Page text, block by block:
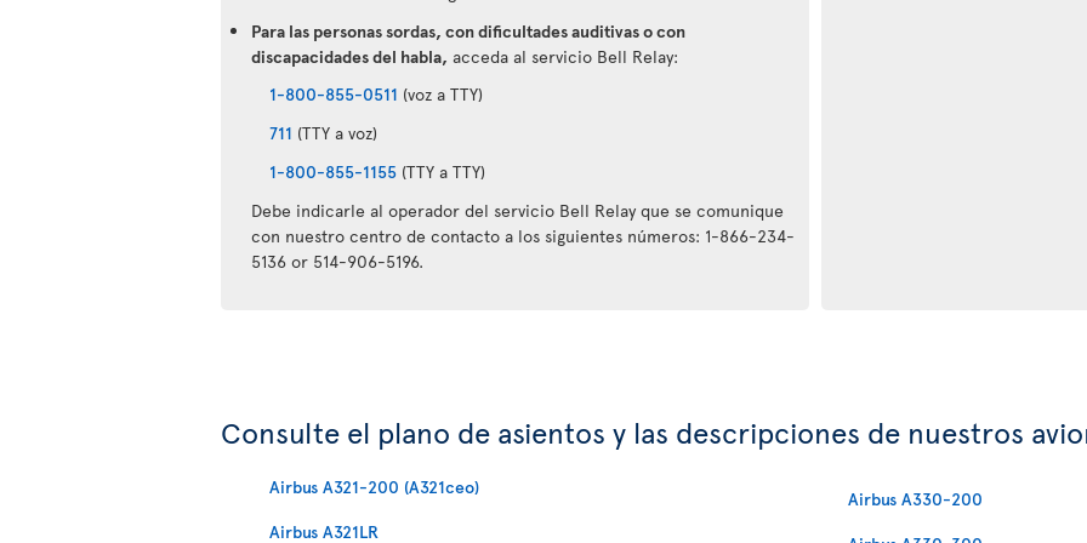
Para las personas sordas, con dificultades auditivas o con
discapacidades del habla, acceda al servicio Bell Relay:
1-800-855-0511 (voz a TTY)
711 (TTY a voz)
1-800-855-1155 (TTY a TTY)
Debe indicarle al operador del servicio Bell Relay que se comunique
con nuestro centro de contacto a los siguientes números: 1-866-234-
5136 or 514-906-5196.
Consulte el plano de asientos y las descripciones de nuestros
Airbus A321-200 (A321ceo)
Airbus A321LR
Airbus A330-200